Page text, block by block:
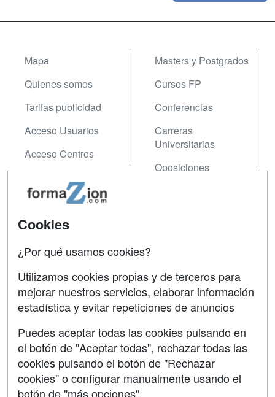
Mapa
Quienes somos
Tarifas publicidad
Acceso Usuarios
Acceso Centros
Masters y Postgrados
Cursos FP
Conferencias
Carreras
Universitarias
Oposiciones
Contactar
Confidencialidad
Aviso legal
Copyleft
Grupo formazion:
Cookies
¿Por qué usamos cookies?
Utilizamos cookies propias y de terceros para
mejorar nuestros servicios, elaborar información
estadística y evitar repeticiones de anuncios
Puedes aceptar todas las cookies pulsando en
el botón de "Aceptar todas", rechazar todas las
cookies pulsando el botón de "Rechazar
cookies" o configurar manualmente usando el
botón de "más opciones"